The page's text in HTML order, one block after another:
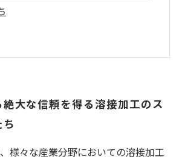
大な信頼を得る溶接加工のス
様々な産業分野においての溶接加工